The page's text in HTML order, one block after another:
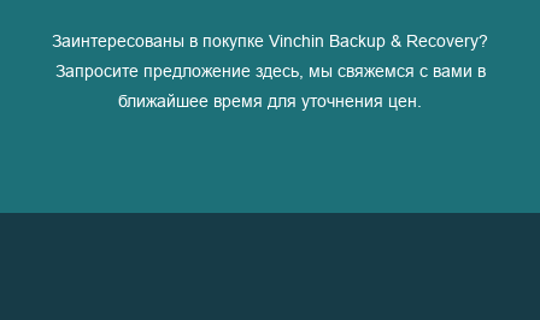
Заинтересованы в покупке Vinchin Backup & Recovery?
Запросите предложение здесь, мы свяжемся с вами в
ближайшее время для уточнения цен.